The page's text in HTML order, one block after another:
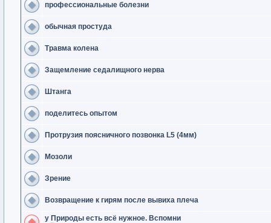
профессиональные болезни
обычная простуда
Травма колена
Защемление седалищного нерва
Штанга
поделитесь опытом
Протрузия поясничного позвонка L5 (4мм)
Мозоли
Зрение
Возвращение к гирям после вывиха плеча
у Природы есть всё нужное. Вспомни